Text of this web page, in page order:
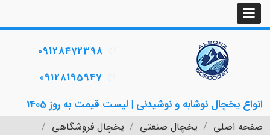
انواع یخچال نوشابه و نوشیدنی | لیست قیمت به روز 1405
09128472398
09128195947
صفحه اصلی یخچال صنعتی
یخچال فروشگاهی